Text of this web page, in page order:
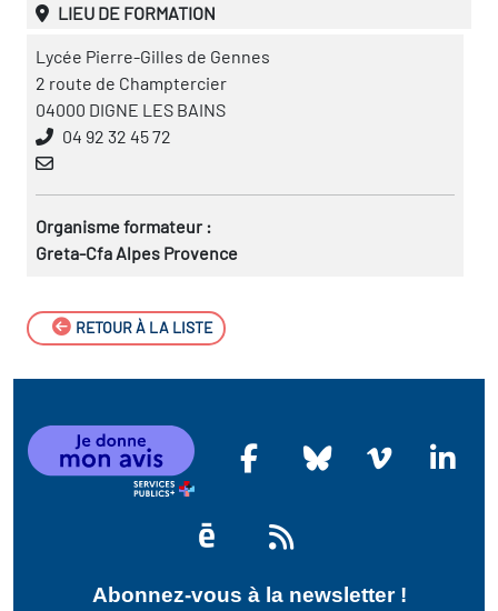
LIEU DE FORMATION
Lycée Pierre-Gilles de Gennes
2 route de Champtercier
04000 DIGNE LES BAINS
04 92 32 45 72
Organisme formateur :
Greta-Cfa Alpes Provence
RETOUR À LA LISTE
Abonnez-vous à la newsletter !